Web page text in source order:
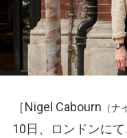
［Nigel Cabourn （ナ
10日、ロンドンに